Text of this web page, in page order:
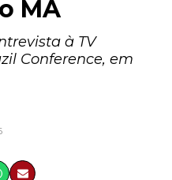
MA
à TV
Conference, em